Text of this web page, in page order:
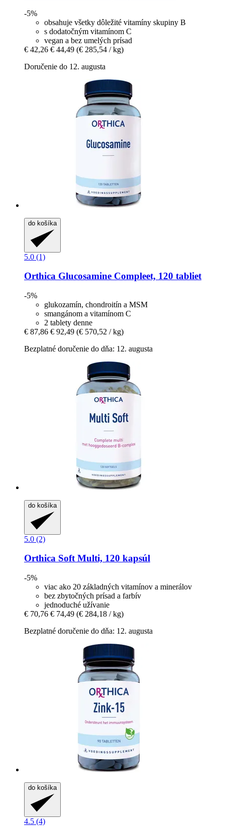
-5%
obsahuje všetky dôležité vitamíny skupiny B
s dodatočným vitamínom C
vegan a bez umelých prísad
€ 42,26 € 44,49 (€ 285,54 / kg)
Doručenie do 12. augusta
do košíka
5.0 (1)
Orthica Glucosamine Compleet, 120 tabliet
-5%
glukozamín, chondroitín a MSM
smangánom a vitamínom C
2 tablety denne
€ 87,86 € 92,49 (€ 570,52 / kg)
Bezplatné doručenie do dňa: 12. augusta
do košíka
5.0 (2)
Orthica Soft Multi, 120 kapsúl
-5%
viac ako 20 základných vitamínov a minerálov
bez zbytočných prísad a farbív
jednoduché užívanie
€ 70,76 € 74,49 (€ 284,18 / kg)
Bezplatné doručenie do dňa: 12. augusta
do košíka
4.5 (4)